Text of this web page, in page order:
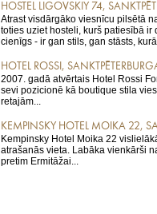
HOSTEL LIGOVSKIY 74,
Atrast visdārgāko viesnīcu pilsētā
toties uziet hosteli, kurš patiesībā ir
cienīgs - ir gan stils, gan stāsts,
HOTEL ROSSI,
2007. gadā atvērtais Hotel Rossi
sevi pozicionē kā boutique stila
retajām...
KEMPINSKY HOTEL MOIKA 22,
Kempinsky Hotel Moika 22
atrašanās vieta. Labāka vienkārši
pretim Ermitāžai...